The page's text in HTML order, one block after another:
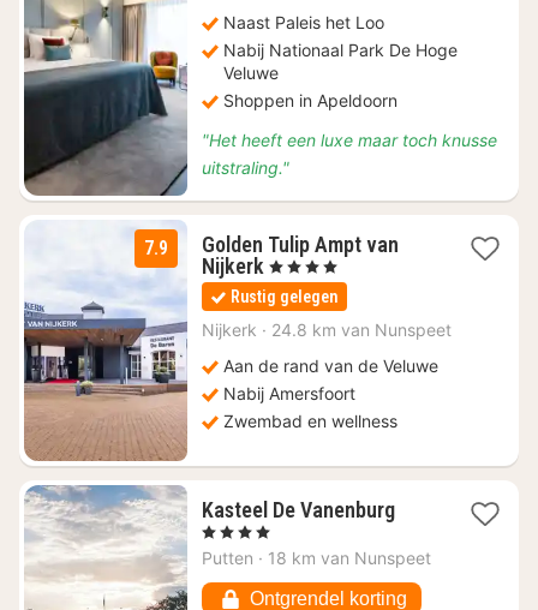
Naast Paleis het Loo
Nabij Nationaal Park De Hoge
Veluwe
Shoppen in Apeldoorn
"Het heeft een luxe maar toch knusse
uitstraling."
7.9
Golden Tulip Ampt van
Nijkerk 1
nacht
vanaf
€
, 4 Sterren
Rustig gelegen
Nijkerk · 24.8 km van Nunspeet
Aan de rand van de Veluwe
Nabij Amersfoort
Zwembad en wellness
Kasteel De Vanenburg1
vanaf
€
77,35
, 4 Sterren
Putten · 18 km van Nunspeet
Ontgrendel korting